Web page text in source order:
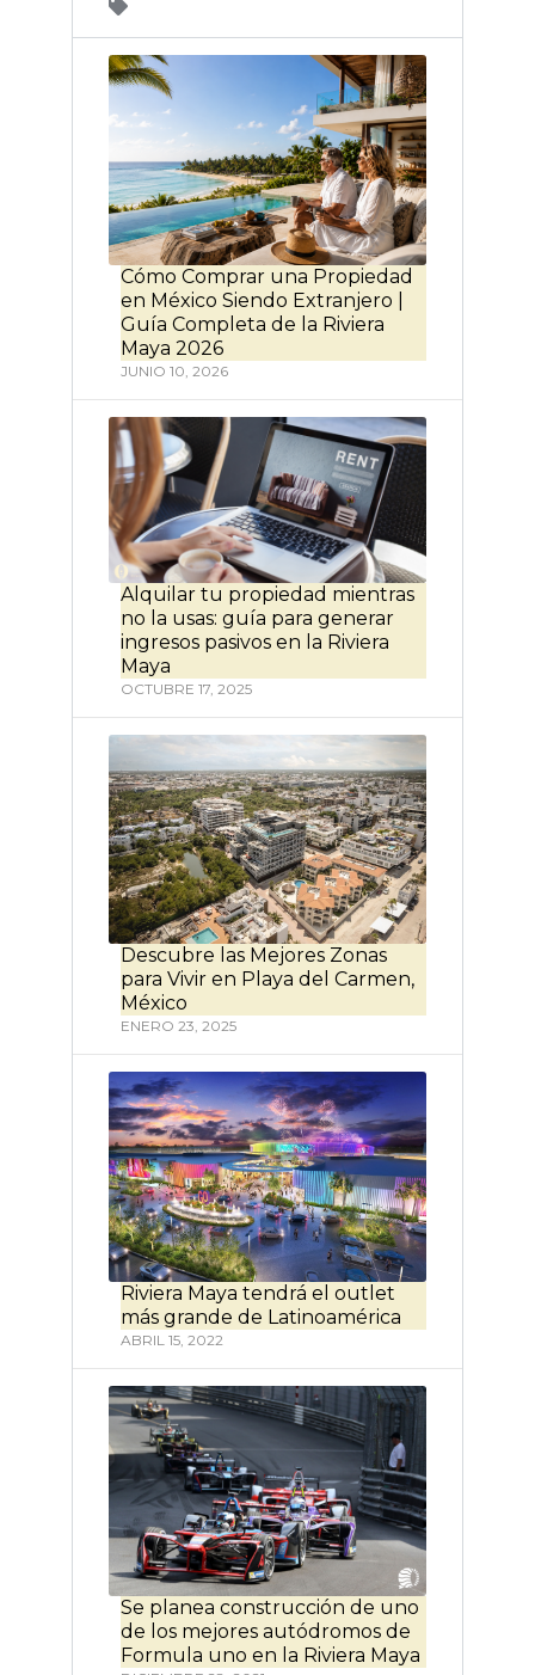
Cómo Comprar una Propiedad
en México Siendo Extranjero |
Guía Completa de la Riviera
Maya 2026
JUNIO 10, 2026
Alquilar tu propiedad mientras
no la usas: guía para generar
ingresos pasivos en la Riviera
Maya
OCTUBRE 17, 2025
Descubre las Mejores Zonas
para Vivir en Playa del Carmen,
México
ENERO 23, 2025
Riviera Maya tendrá el outlet
más grande de Latinoamérica
ABRIL 15, 2022
Se planea construcción de uno
de los mejores autódromos de
Formula uno en la Riviera Maya